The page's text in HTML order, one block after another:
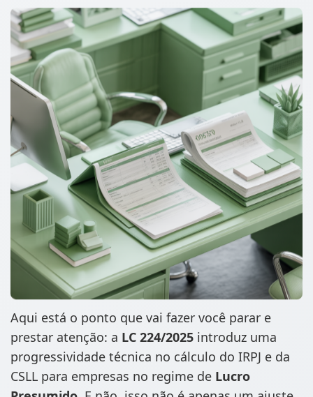
Aqui está o ponto que vai fazer você parar e
prestar atenção: a LC 224/2025 introduz uma
progressividade técnica no cálculo do IRPJ e da
CSLL para empresas no regime de Lucro